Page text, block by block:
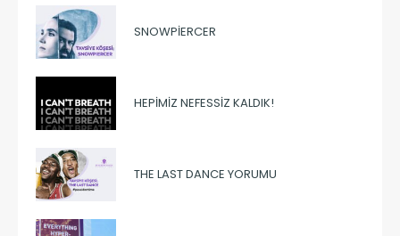
SNOWPIERCER
HEPIMIZ NEFESSIZ KALDIK!
THE LAST DANCE YORUMU